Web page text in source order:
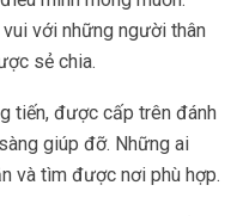
với những người thân
sẻ chia.
tiến, được cấp trên đánh
giúp đỡ. Những ai
và tìm được nơi phù hợp.